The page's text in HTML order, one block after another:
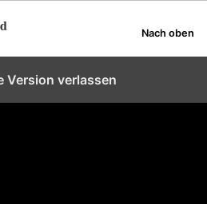
Nach oben
Version verlassen